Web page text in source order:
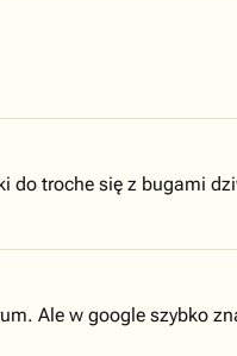
do troche się z bugami
Ale w google szybko